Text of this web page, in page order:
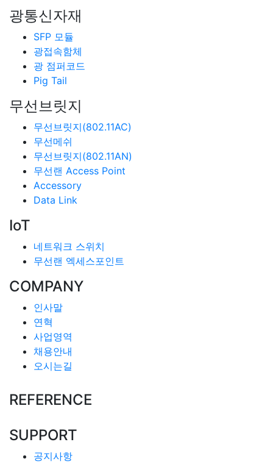
광통신자재
SFP 모듈
광접속함체
광 점퍼코드
Pig Tail
무선브릿지
무선브릿지(802.11AC)
무선메쉬
무선브릿지(802.11AN)
무선랜 Access Point
Accessory
Data Link
IoT
네트워크 스위치
무선랜 엑세스포인트
COMPANY
인사말
연혁
사업영역
채용안내
오시는길
REFERENCE
SUPPORT
공지사항